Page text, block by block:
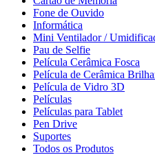
Fone de Ouvido
Informática
Mini Ventilador /
Pau de Selfie
Película Cerâmica Fosca
Película de Cerâmica
Película de Vidro 3D
Películas
Películas para Tablet
Pen Drive
Suportes
Todos os Produtos